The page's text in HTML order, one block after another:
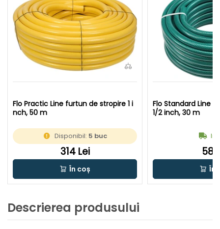
Flo Practic Line furtun de stropire 1 i
nch, 50 m
Disponibil: 5 buc
314 Lei
În coș
Flo Standard Line
1/2 inch, 30 m
In
58
În
Descrierea produsului